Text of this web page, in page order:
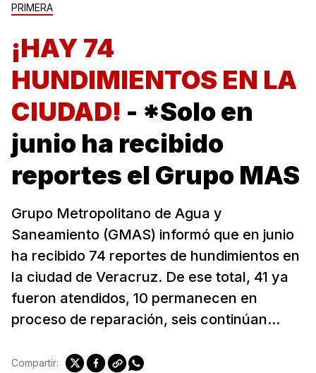
PRIMERA
¡HAY 74
HUNDIMIENTOS EN LA
CIUDAD! - *Solo en
junio ha recibido
reportes el Grupo MAS
Grupo Metropolitano de Agua y
Saneamiento (GMAS) informó que en junio
ha recibido 74 reportes de hundimientos en
la ciudad de Veracruz. De ese total, 41 ya
fueron atendidos, 10 permanecen en
proceso de reparación, seis continúan...
Compartir: